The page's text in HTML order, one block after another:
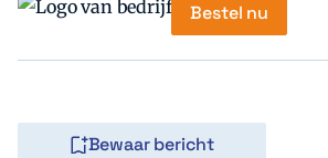
Bestel nu
Bewaar bericht